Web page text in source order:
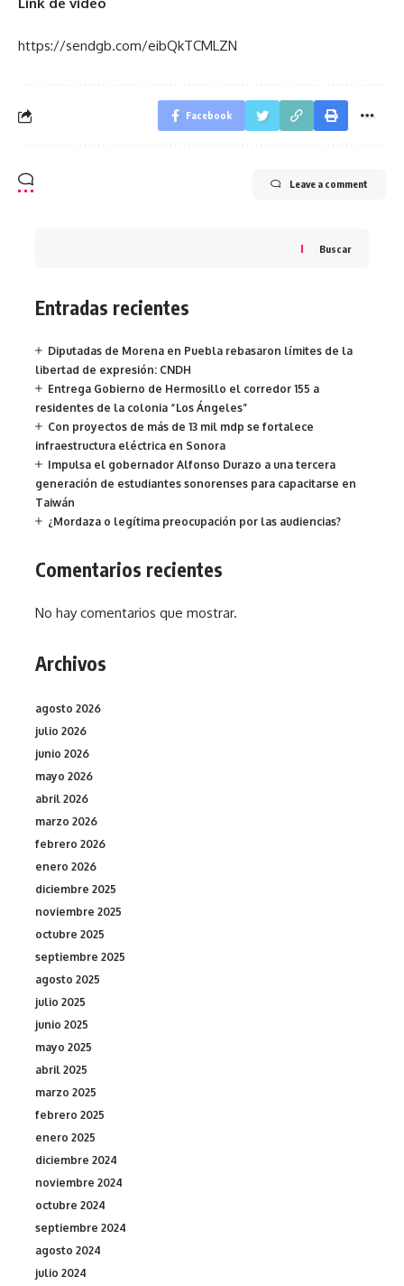
https://sendgb.com/eibQkTCMLZN
Facebook
Leave a comment
Buscar
Entradas recientes
Diputadas de Morena en Puebla rebasaron límites de la
libertad de expresión: CNDH
Entrega Gobierno de Hermosillo el corredor 155 a
residentes de la colonia “Los Ángeles”
Con proyectos de más de 13 mil mdp se fortalece
infraestructura eléctrica en Sonora
Impulsa el gobernador Alfonso Durazo a una tercera
generación de estudiantes sonorenses para capacitarse en
Taiwán
¿Mordaza o legítima preocupación por las audiencias?
Comentarios recientes
No hay comentarios que mostrar.
Archivos
agosto 2026
julio 2026
junio 2026
mayo 2026
abril 2026
marzo 2026
febrero 2026
enero 2026
diciembre 2025
noviembre 2025
octubre 2025
septiembre 2025
agosto 2025
julio 2025
junio 2025
mayo 2025
abril 2025
marzo 2025
febrero 2025
enero 2025
diciembre 2024
noviembre 2024
octubre 2024
septiembre 2024
agosto 2024
julio 2024